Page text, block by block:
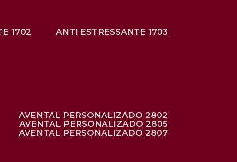
1702
ANTI ESTRESSANTE 1703
AVENTAL PERSONALIZADO 2802
AVENTAL PERSONALIZADO 2805
AVENTAL PERSONALIZADO 2807